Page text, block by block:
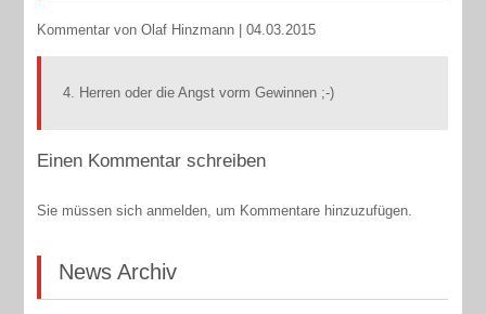
Kommentar von Olaf Hinzmann |04.03.2015
4. Herren oder die Angst vorm Gewinnen ;-)
Einen Kommentar schreiben
Sie müssen sich anmelden, um Kommentare hinzuzufügen.
News Archiv